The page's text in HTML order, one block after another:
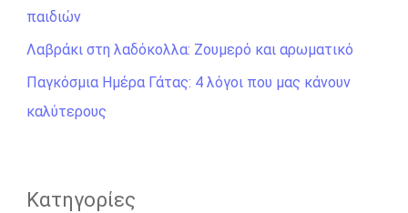
σ
η
γ
ι
παιδιών
Λαβράκι στη λαδόκολλα: Ζουμερό και αρωματικό
Παγκόσμια Ημέρα Γάτας: 4 λόγοι που μας κάνουν
καλύτερους
Kατηγορίες